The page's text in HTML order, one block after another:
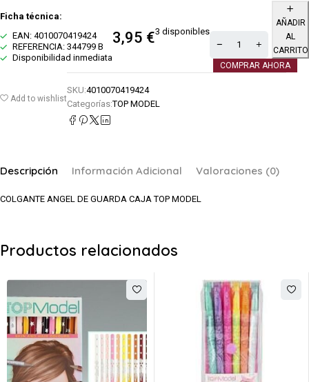
Ficha técnica:
EAN: 4010070419424
REFERENCIA: 344799 B
Disponibilidad inmediata
3,95 €3 disponibles
AÑADIR
AL
CARRITO
COMPRAR AHORA
Add to wishlist
SKU:4010070419424
Categorías:TOP MODEL
Descripción Información Adicional Valoraciones (0)
COLGANTE ANGEL DE GUARDA CAJA TOP MODEL
Productos relacionados